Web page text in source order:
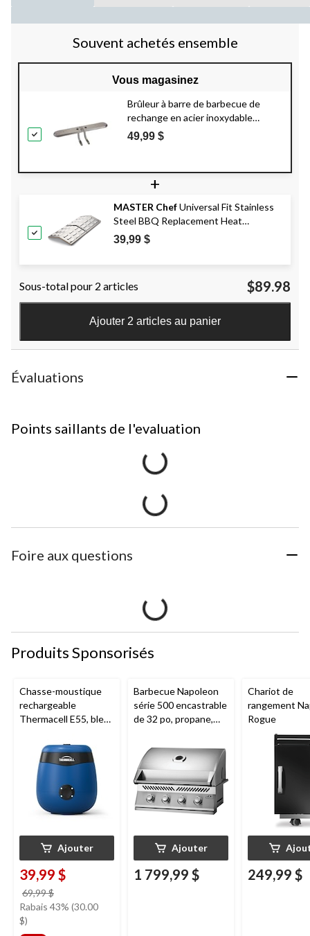
Souvent achetés ensemble
Vous magasinez
Brûleur à barre de barbecue de
rechange en acier inoxydable
universel, petit, 15-3/4 x 3-1/2 po
49,99 $
+
MASTER ChefUniversal Fit Stainless
Steel BBQ Replacement Heat
Distribution Plate Shield
39,99 $
Sous-total pour 2 articles $89.98
Ajouter 2 articles au panier
Évaluations
Points saillants de l'evaluation
Foire aux questions
Produits Sponsorisés
Chasse-moustique
rechargeable
Thermacell E55, bleu
Ajouter
39,99 $
69,99 $
était
Rabais 43% (30.00
$)
Barbecue Napoleon
série 500 encastrable
de 32 po, propane,
Ajouter
1 799,99 $
Chariot de
rangement
Rogue
249,99 $